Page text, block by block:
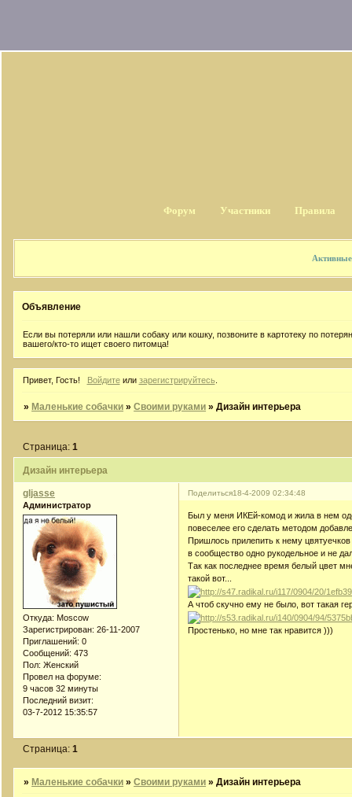
Форум Участники Правила
Объявление
Если вы потеряли или нашли собаку или кошку, позвоните в картотеку по
вашего/кто-то ищет своего питомца!
Привет, Гость! Войдитеили зарегистрируйтесь
» Маленькие собачки »Своими руками »Дизайн интерьера
Дизайн интерьера
Страница:1
Поделиться18-4-2009 02:34:48
gljasse
Администратор
Откуда: Moscow
Зарегистрирован: 26-11-2007
Приглашений: 0
Сообщений: 473
Пол: Женский
Провел на форуме:
9 часов 32 минуты
Последний визит:
03-7-2012 15:35:57
Был у меня ИКЕй-комод и жила в нем
повеселее его сделать методом
Пришлось прилепить к нему
в сообщество одно рукодельное и не
Так как последнее время белый цвет
такой вот...
А чтоб скучно ему не было, вот такая
Простенько, но мне так нравится )))
Страница:1
» Маленькие собачки »Своими руками »Дизайн интерьера